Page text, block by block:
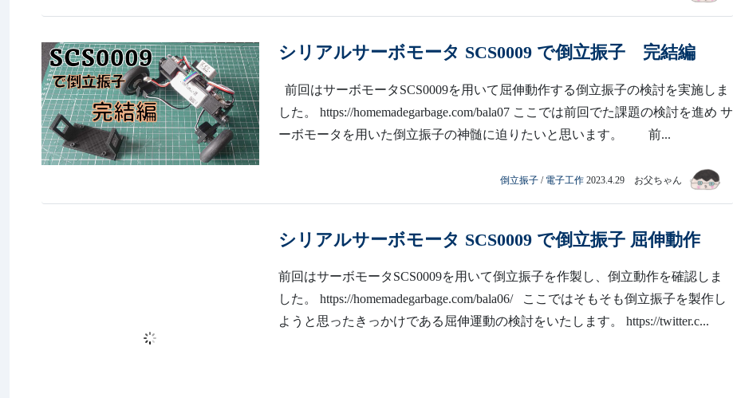
シリアルサーボモータ SCS0009 で倒立振子 完結編
前回はサーボモータSCS0009を用いて屈伸動作する倒立振子の検討を実施しま
した。 https://homemadegarbage.com/bala07 ここでは前回でた課題の検討を進め サ
ーボモータを用いた倒立振子の神髄に迫りたいと思います。 前...
倒立振子 / 電子工作 2023.4.29 お父ちゃん
シリアルサーボモータ SCS0009 で倒立振子 屈伸動作
前回はサーボモータSCS0009を用いて倒立振子を作製し、倒立動作を確認しま
した。 https://homemadegarbage.com/bala06/ ここではそもそも倒立振子を製作し
ようと思ったきっかけである屈伸運動の検討をいたします。 https://twitter.c...